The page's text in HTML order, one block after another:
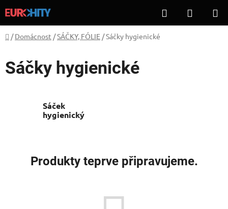
na
obsah
Hledat
KOŠÍK
Domů
/ Domácnost /SÁČKY, FÓLIE /Sáčky hygienické
Sáčky hygienické
Sáček
hygienický
Produkty teprve připravujeme.